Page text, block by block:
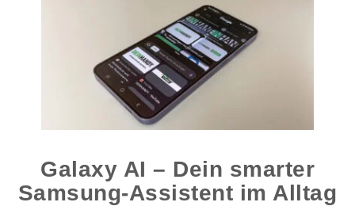
Galaxy AI – Dein smarter
Samsung-Assistent im Alltag